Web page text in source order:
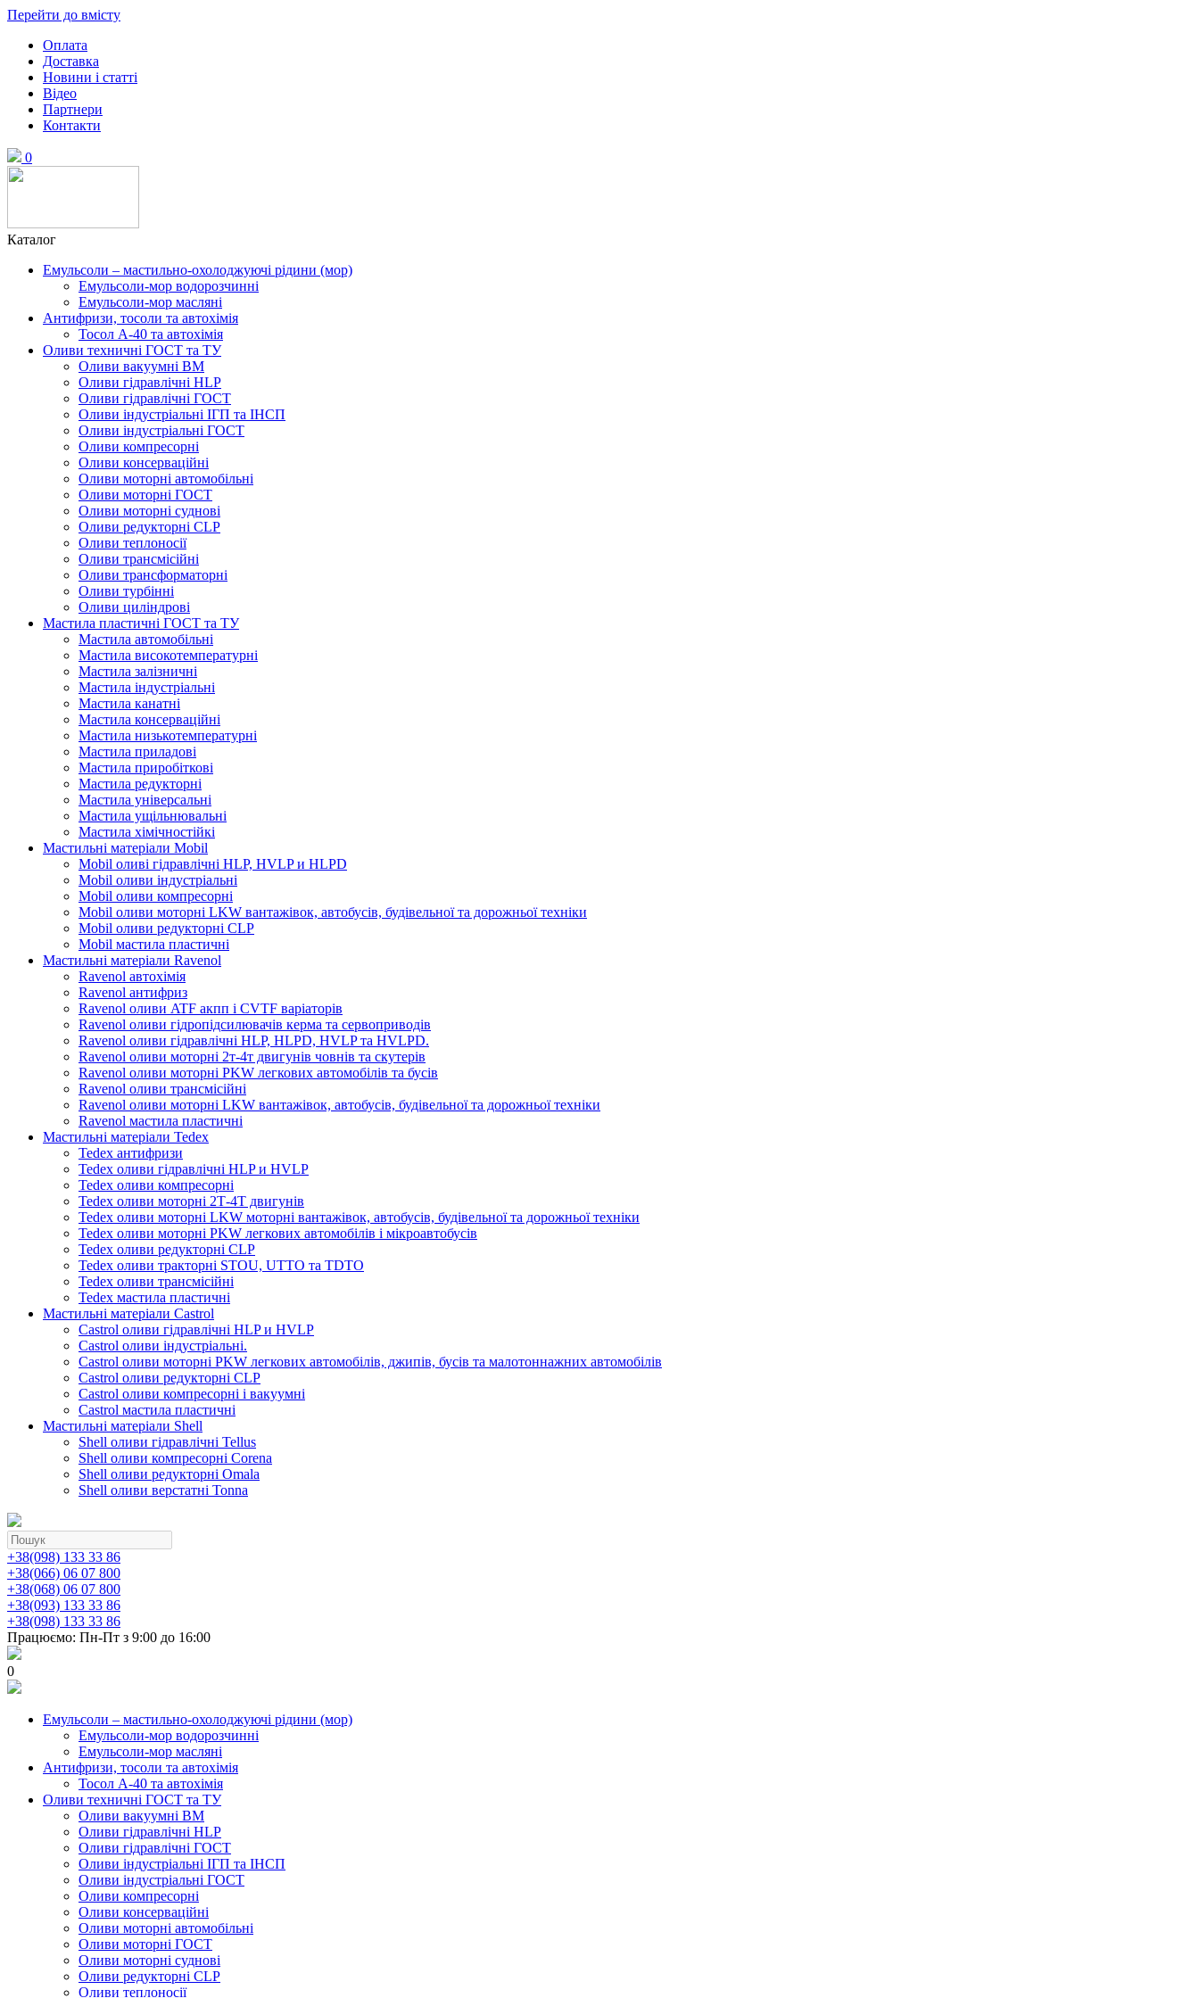
Перейти до вмісту
Оплата
Доставка
Новини і статті
Відео
Партнери
Контакти
0
Каталог
Емульсоли – мастильно-охолоджуючі рідини (мор)
Емульсоли-мор водорозчинні
Емульсоли-мор масляні
Антифризи, тосоли та автохімія
Тосол А-40 та автохімія
Оливи техничні ГОСТ та ТУ
Оливи вакуумні ВМ
Оливи гідравлічні HLP
Оливи гідравлічні ГОСТ
Оливи індустріальні ІГП та ІНСП
Оливи індустріальні ГОСТ
Оливи компресорні
Оливи консерваційні
Оливи моторні автомобільні
Оливи моторні ГОСТ
Оливи моторні суднові
Оливи редукторні CLP
Оливи теплоносії
Оливи трансмісійні
Оливи трансформаторні
Оливи турбінні
Оливи циліндрові
Мастила пластичні ГОСТ та ТУ
Мастила автомобільні
Мастила високотемпературні
Мастила залізничні
Мастила індустріальні
Мастила канатні
Мастила консерваційні
Мастила низькотемпературні
Мастила приладові
Мастила приробіткові
Мастила редукторні
Мастила універсальні
Мастила ущільнювальні
Мастила хімічностійкі
Мастильні матеріали Mobil
Mobil оливі гідравлічні HLP, HVLP и HLPD
Mobil оливи індустріальні
Mobil оливи компресорні
Mobil оливи моторні LKW вантажівок, автобусів, будівельної та дорожньої техніки
Mobil оливи редукторні CLP
Mobil мастила пластичні
Мастильні матеріали Ravenol
Ravenol автохімія
Ravenol антифриз
Ravenol оливи ATF акпп і CVTF варіаторів
Ravenol оливи гідропідсилювачів керма та сервоприводів
Ravenol оливи гідравлічні HLP, HLPD, HVLP та HVLPD.
Ravenol оливи моторні 2т-4т двигунів човнів та скутерів
Ravenol оливи моторні PKW легкових автомобілів та бусів
Ravenol оливи трансмісійні
Ravenol оливи моторні LKW вантажівок, автобусів, будівельної та дорожньої техніки
Ravenol мастила пластичні
Мастильні матеріали Tedex
Tedex антифризи
Tedex оливи гідравлічні HLP и HVLP
Tedex оливи компресорні
Tedex оливи моторні 2Т-4Т двигунів
Tedex оливи моторні LKW моторні вантажівок, автобусів, будівельної та дорожньої техніки
Tedex оливи моторні PKW легкових автомобілів і мікроавтобусів
Tedex оливи редукторні CLP
Tedex оливи тракторні STOU, UTTO та TDTO
Tedex оливи трансмісійні
Tedex мастила пластичні
Мастильні матеріали Castrol
Castrol оливи гідравлічні HLP и HVLP
Castrol оливи індустріальні.
Castrol оливи моторні PKW легкових автомобілів, джипів, бусів та малотоннажних автомобілів
Castrol оливи редукторні CLP
Castrol оливи компресорні і вакуумні
Castrol мастила пластичні
Мастильні матеріали Shell
Shell оливи гідравлічні Tellus
Shell оливи компресорні Corena
Shell оливи редукторні Omala
Shell оливи верстатні Tonna
+38(098) 133 33 86
+38(066) 06 07 800
+38(068) 06 07 800
+38(093) 133 33 86
+38(098) 133 33 86
Працюємо: Пн-Пт з 9:00 до 16:00
0
Емульсоли – мастильно-охолоджуючі рідини (мор)
Емульсоли-мор водорозчинні
Емульсоли-мор масляні
Антифризи, тосоли та автохімія
Тосол А-40 та автохімія
Оливи техничні ГОСТ та ТУ
Оливи вакуумні ВМ
Оливи гідравлічні HLP
Оливи гідравлічні ГОСТ
Оливи індустріальні ІГП та ІНСП
Оливи індустріальні ГОСТ
Оливи компресорні
Оливи консерваційні
Оливи моторні автомобільні
Оливи моторні ГОСТ
Оливи моторні суднові
Оливи редукторні CLP
Оливи теплоносії